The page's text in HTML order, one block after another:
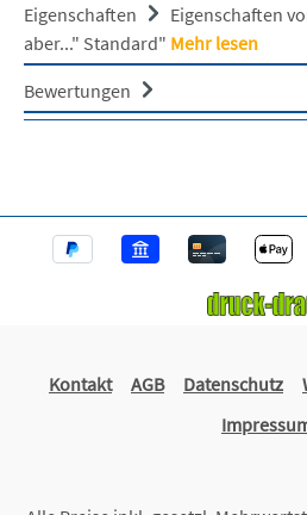
Eigenschaften
Eigenschaften
aber..." Standard" Mehr lesen
Bewertungen
Kontakt AGB Datenschutz